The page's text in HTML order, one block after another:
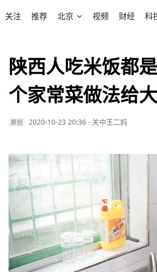
关注 推荐 北京 视频 财经 科
陕西人吃米饭都
个家常菜做法给
原创 2020-10-23 20:36 · 关中王二妈